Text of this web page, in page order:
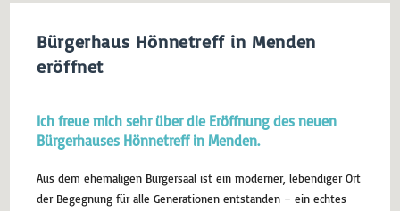
Bürgerhaus Hönnetreff in Menden
eröffnet
Ich freue mich sehr über die Eröffnung des neuen
Bürgerhauses Hönnetreff in Menden.
Aus dem ehemaligen Bürgersaal ist ein moderner, lebendiger Ort
der Begegnung für alle Generationen entstanden – ein echtes